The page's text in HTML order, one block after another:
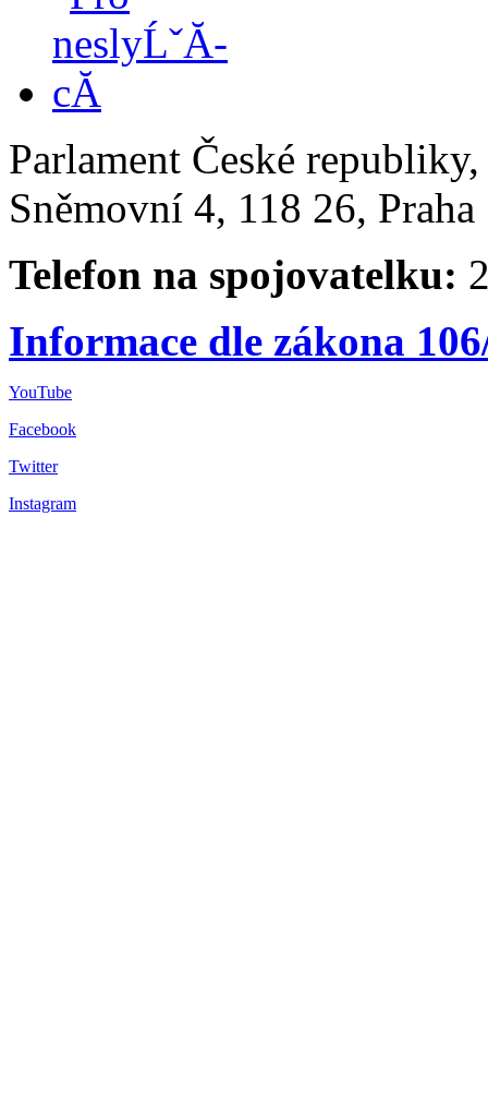
Parlament České
Sněmovní 4, 118 26,
Telefon na spojovatelku:
Informace dle zákona
YouTube
Facebook
Twitter
Instagram